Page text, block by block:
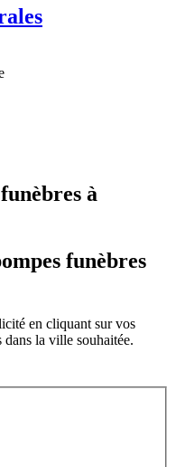
à
funèbres
en cliquant sur vos
la ville souhaitée.